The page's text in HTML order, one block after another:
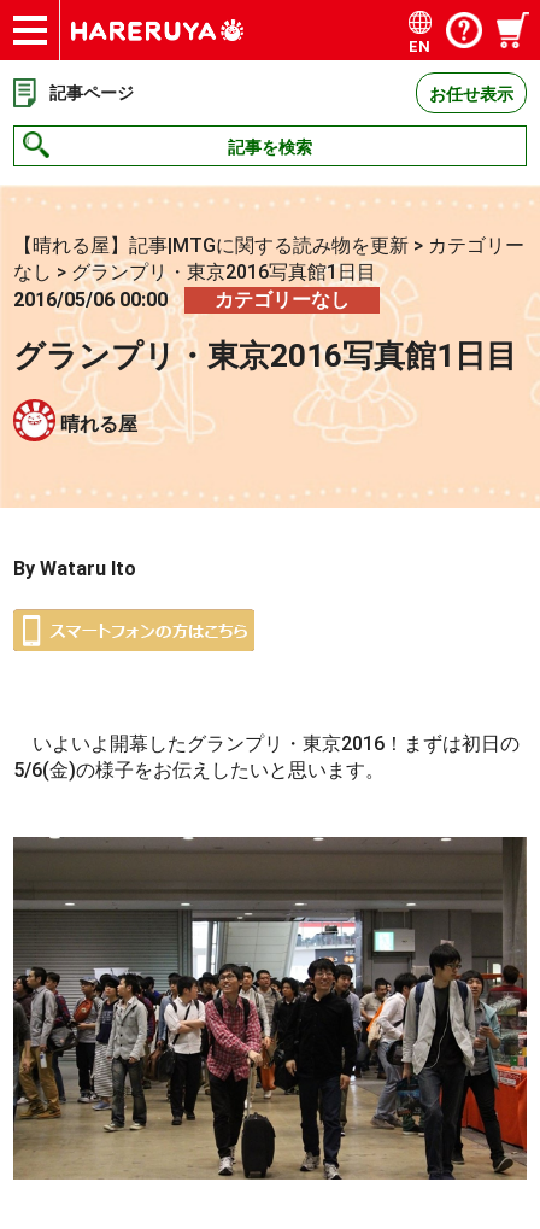
ショップ
買取
記事
デッキ検索
デッキ構築
選手一覧
店舗一覧
イベント
お問い合わせ
EN
記事ページ お任せ表示
記事を検索
【晴れる屋】記事|MTGに関する読み物を更新 > カテゴリー
なし > グランプリ・東京2016写真館1日目
2016/05/06 00:00
カテゴリーなし
グランプリ・東京2016写真館1日目
晴れる屋
By Wataru Ito
いよいよ開幕したグランプリ・東京2016！まずは初日の
5/6(金)の様子をお伝えしたいと思います。